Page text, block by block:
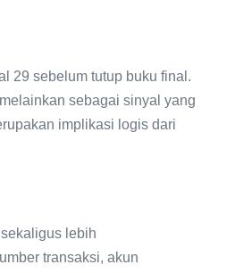
29 sebelum tutup buku final.
sebagai sinyal yang
implikasi logis dari
lebih
transaksi, akun